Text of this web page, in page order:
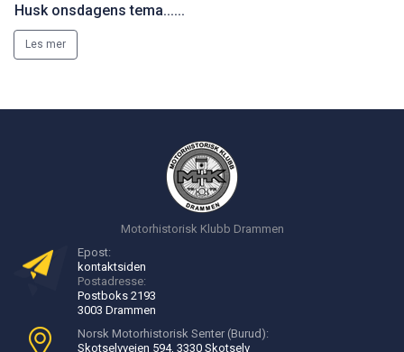
Husk onsdagens tema......
Les mer
Motorhistorisk Klubb Drammen
Epost:
kontaktsiden
Postadresse:
Postboks 2193
3003 Drammen
Norsk Motorhistorisk Senter (Burud):
Skotselvveien 594, 3330 Skotselv